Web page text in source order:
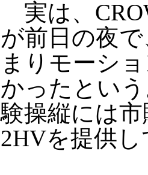
実は、
が前日の夜
まりモーシ
かったとい
験操縦には
2HVを提供